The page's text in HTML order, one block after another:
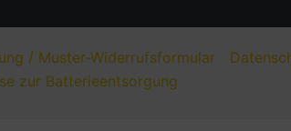
/ Muster-Widerrufsformular
zur Batterieentsorgung